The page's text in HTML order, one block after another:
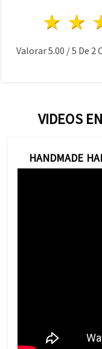
1
Valorar5.00 /5 De 2
VIDEOS
HANDMADE